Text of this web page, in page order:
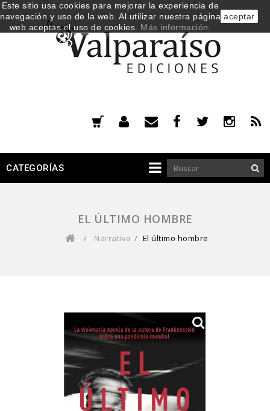
CATEGORÍAS
EL ÚLTIMO HOMBRE
/ Narrativa / El último hombre
Este sitio usa cookies para mejorar la experiencia de
navegación y uso de la web. Al utilizar nuestra página
web aceptas el uso de cookies. Más información
aceptar